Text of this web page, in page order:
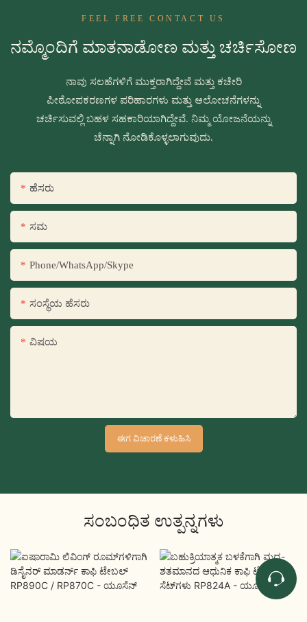
FEEL FREE CONTACT US
ನಮ್ಮೊಂದಿಗೆ ಮಾತನಾಡೋಣ ಮತ್ತು ಚರ್ಚಿಸೋಣ
ನಾವು ಸಲಹೆಗಳಿಗೆ ಮುಕ್ತರಾಗಿದ್ದೇವೆ ಮತ್ತು ಕಚೇರಿ
ಪೀಠೋಪಕರಣಗಳ ಪರಿಹಾರಗಳು ಮತ್ತು ಆಲೋಚನೆಗಳನ್ನು
ಚರ್ಚಿಸುವಲ್ಲಿ ಬಹಳ ಸಹಕಾರಿಯಾಗಿದ್ದೇವೆ. ನಿಮ್ಮ ಯೋಜನೆಯನ್ನು
ಚೆನ್ನಾಗಿ ನೋಡಿಕೊಳ್ಳಲಾಗುವುದು.
ಹೆಸರು
ಸಮ
Phone/WhatsApp/Skype
ಸಂಸ್ಥೆಯ ಹೆಸರು
ವಿಷಯ
ಈಗ ವಿಚಾರಣೆ ಕಳುಹಿಸಿ
ಸಂಬಂಧಿತ ಉತ್ಪನ್ನಗಳು